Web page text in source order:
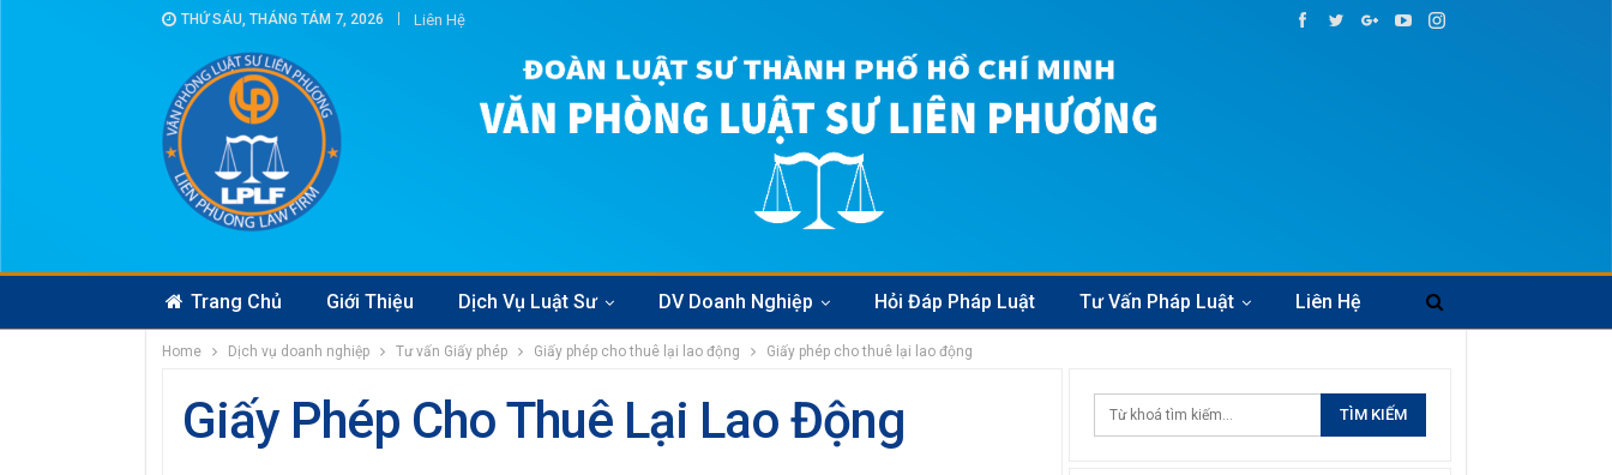
THỨ SÁU, THÁNG TÁM 7, 2026 Liên Hệ
Trang Chủ Giới Thiệu Dịch Vụ Luật Sư DV Doanh Nghiệp Hỏi Đáp Pháp Luật Tư Vấn Pháp Luật Liên Hệ
Home Dịch vụ doanh nghiệp Tư vấn Giấy phép Giấy phép cho thuê lại lao động Giấy phép cho thuê lại lao động
Giấy Phép Cho Thuê Lại Lao Động